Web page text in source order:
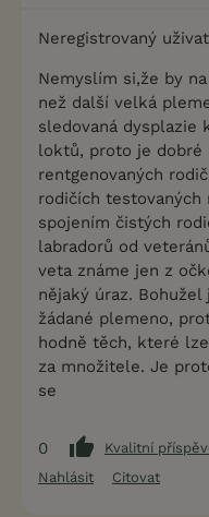
Neregistrovaný
Nemyslím si,že by
než další velká
sledovaná dysplazie
loktů, proto je dobré
rentgenovaných
rodičích
spojením čistých
labradorů od
veta známe jen z
nějaký úraz.
žádané plemeno,
hodně těch, které
za množitele. Je
se
0
Kvalitní
Nahlásit
Citovat